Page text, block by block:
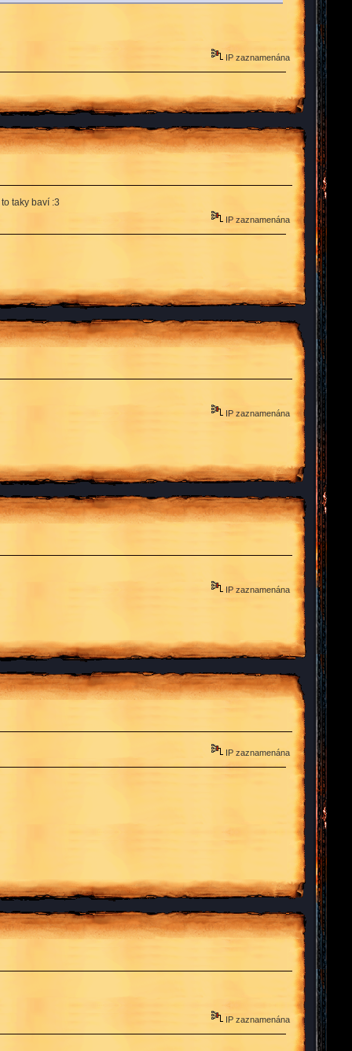
IP zaznamenána
taky baví :3
IP zaznamenána
IP zaznamenána
IP zaznamenána
IP zaznamenána
IP zaznamenána